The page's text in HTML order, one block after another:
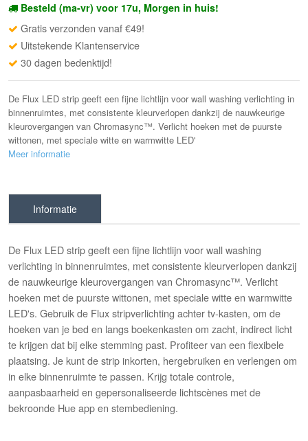
Besteld (ma-vr) voor 17u, Morgen in huis!
Gratis verzonden vanaf €49!
Uitstekende Klantenservice
30 dagen bedenktijd!
De Flux LED strip geeft een fijne lichtlijn voor wall washing verlichting in
binnenruimtes, met consistente kleurverlopen dankzij de nauwkeurige
kleurovergangen van Chromasync™. Verlicht hoeken met de puurste
wittonen, met speciale witte en warmwitte LED'
Meer informatie
Informatie
De Flux LED strip geeft een fijne lichtlijn voor wall washing
verlichting in binnenruimtes, met consistente kleurverlopen dankzij
de nauwkeurige kleurovergangen van Chromasync™. Verlicht
hoeken met de puurste wittonen, met speciale witte en warmwitte
LED's. Gebruik de Flux stripverlichting achter tv-kasten, om de
hoeken van je bed en langs boekenkasten om zacht, indirect licht
te krijgen dat bij elke stemming past. Profiteer van een flexibele
plaatsing. Je kunt de strip inkorten, hergebruiken en verlengen om
in elke binnenruimte te passen. Krijg totale controle,
aanpasbaarheid en gepersonaliseerde lichtscènes met de
bekroonde Hue app en stembediening.